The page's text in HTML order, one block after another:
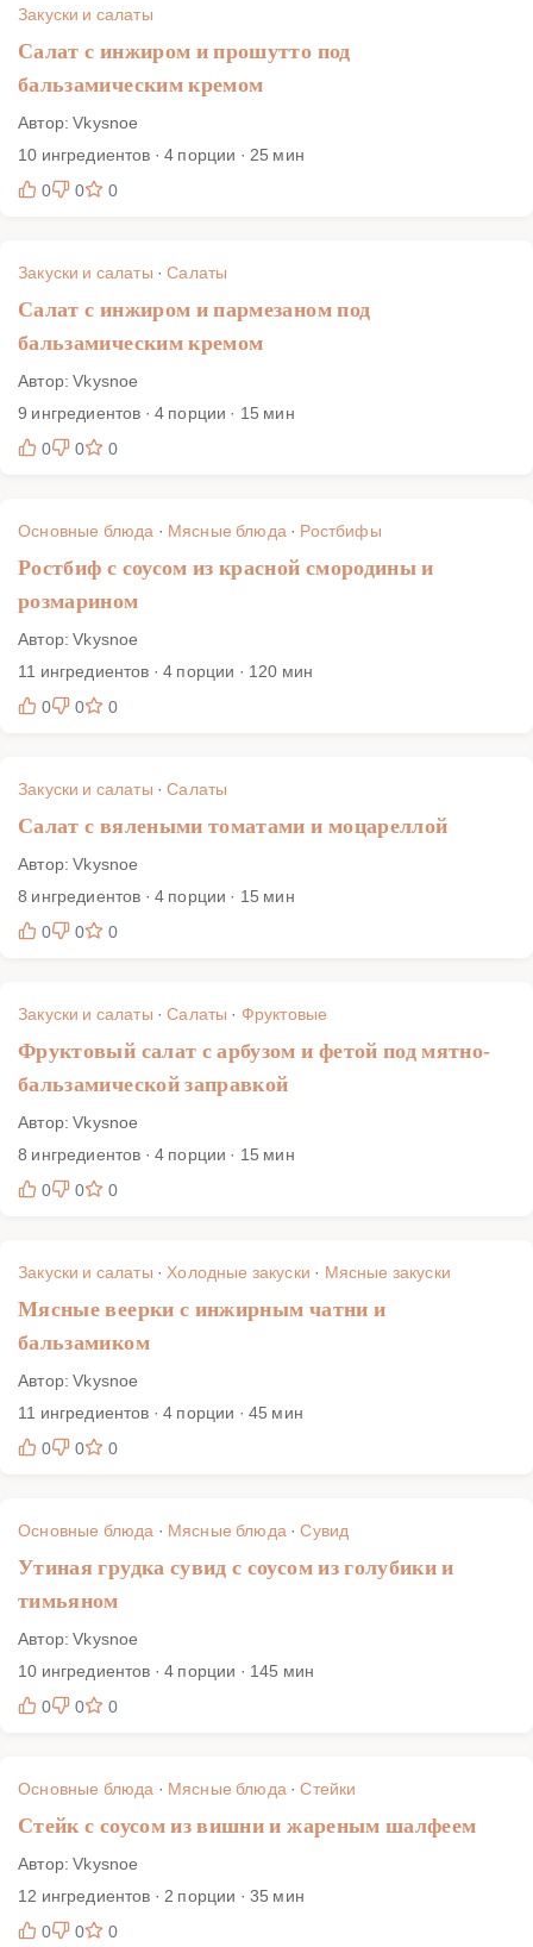
Закуски и салаты
Салат с инжиром и прошутто под
бальзамическим кремом
Автор: Vkysnoe
10 ингредиентов · 4 порции · 25 мин
0
0 0
Закуски и салаты ·Салаты
Салат с инжиром и пармезаном под
бальзамическим кремом
Автор: Vkysnoe
9 ингредиентов · 4 порции · 15 мин
0
0 0
Основные блюда · Мясные блюда· Ростбифы
Ростбиф с соусом из красной смородины и
розмарином
Автор: Vkysnoe
11 ингредиентов · 4 порции · 120 мин
0
0 0
Закуски и салаты ·Салаты
Салат с вялеными томатами и моцареллой
Автор: Vkysnoe
8 ингредиентов · 4 порции · 15 мин
0
0 0
Закуски и салаты ·Салаты · Фруктовые
Фруктовый салат с арбузом и фетой под мятно-
бальзамической заправкой
Автор: Vkysnoe
8 ингредиентов · 4 порции · 15 мин
0
0 0
Закуски и салаты ·Холодные закуски · Мясные закуски
Мясные веерки с инжирным чатни и
бальзамиком
Автор: Vkysnoe
11 ингредиентов · 4 порции · 45 мин
0
0 0
Основные блюда · Мясные блюда·Сувид
Утиная грудка сувид с соусом из голубики и
тимьяном
Автор: Vkysnoe
10 ингредиентов · 4 порции · 145 мин
0
0 0
Основные блюда · Мясные блюда·Стейки
Стейк с соусом из вишни и жареным шалфеем
Автор: Vkysnoe
12 ингредиентов · 2 порции · 35 мин
0
0 0